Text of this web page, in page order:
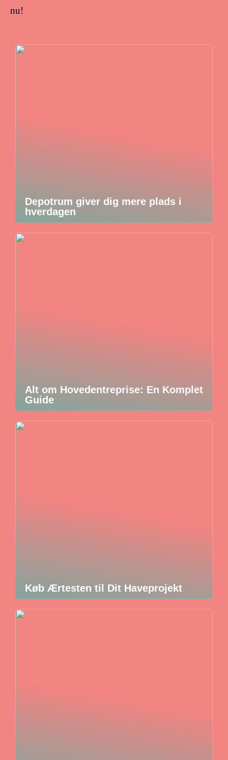
nu!
Depotrum giver dig mere plads i
hverdagen
Alt om Hovedentreprise: En Komplet
Guide
Køb Ærtesten til Dit Haveprojekt